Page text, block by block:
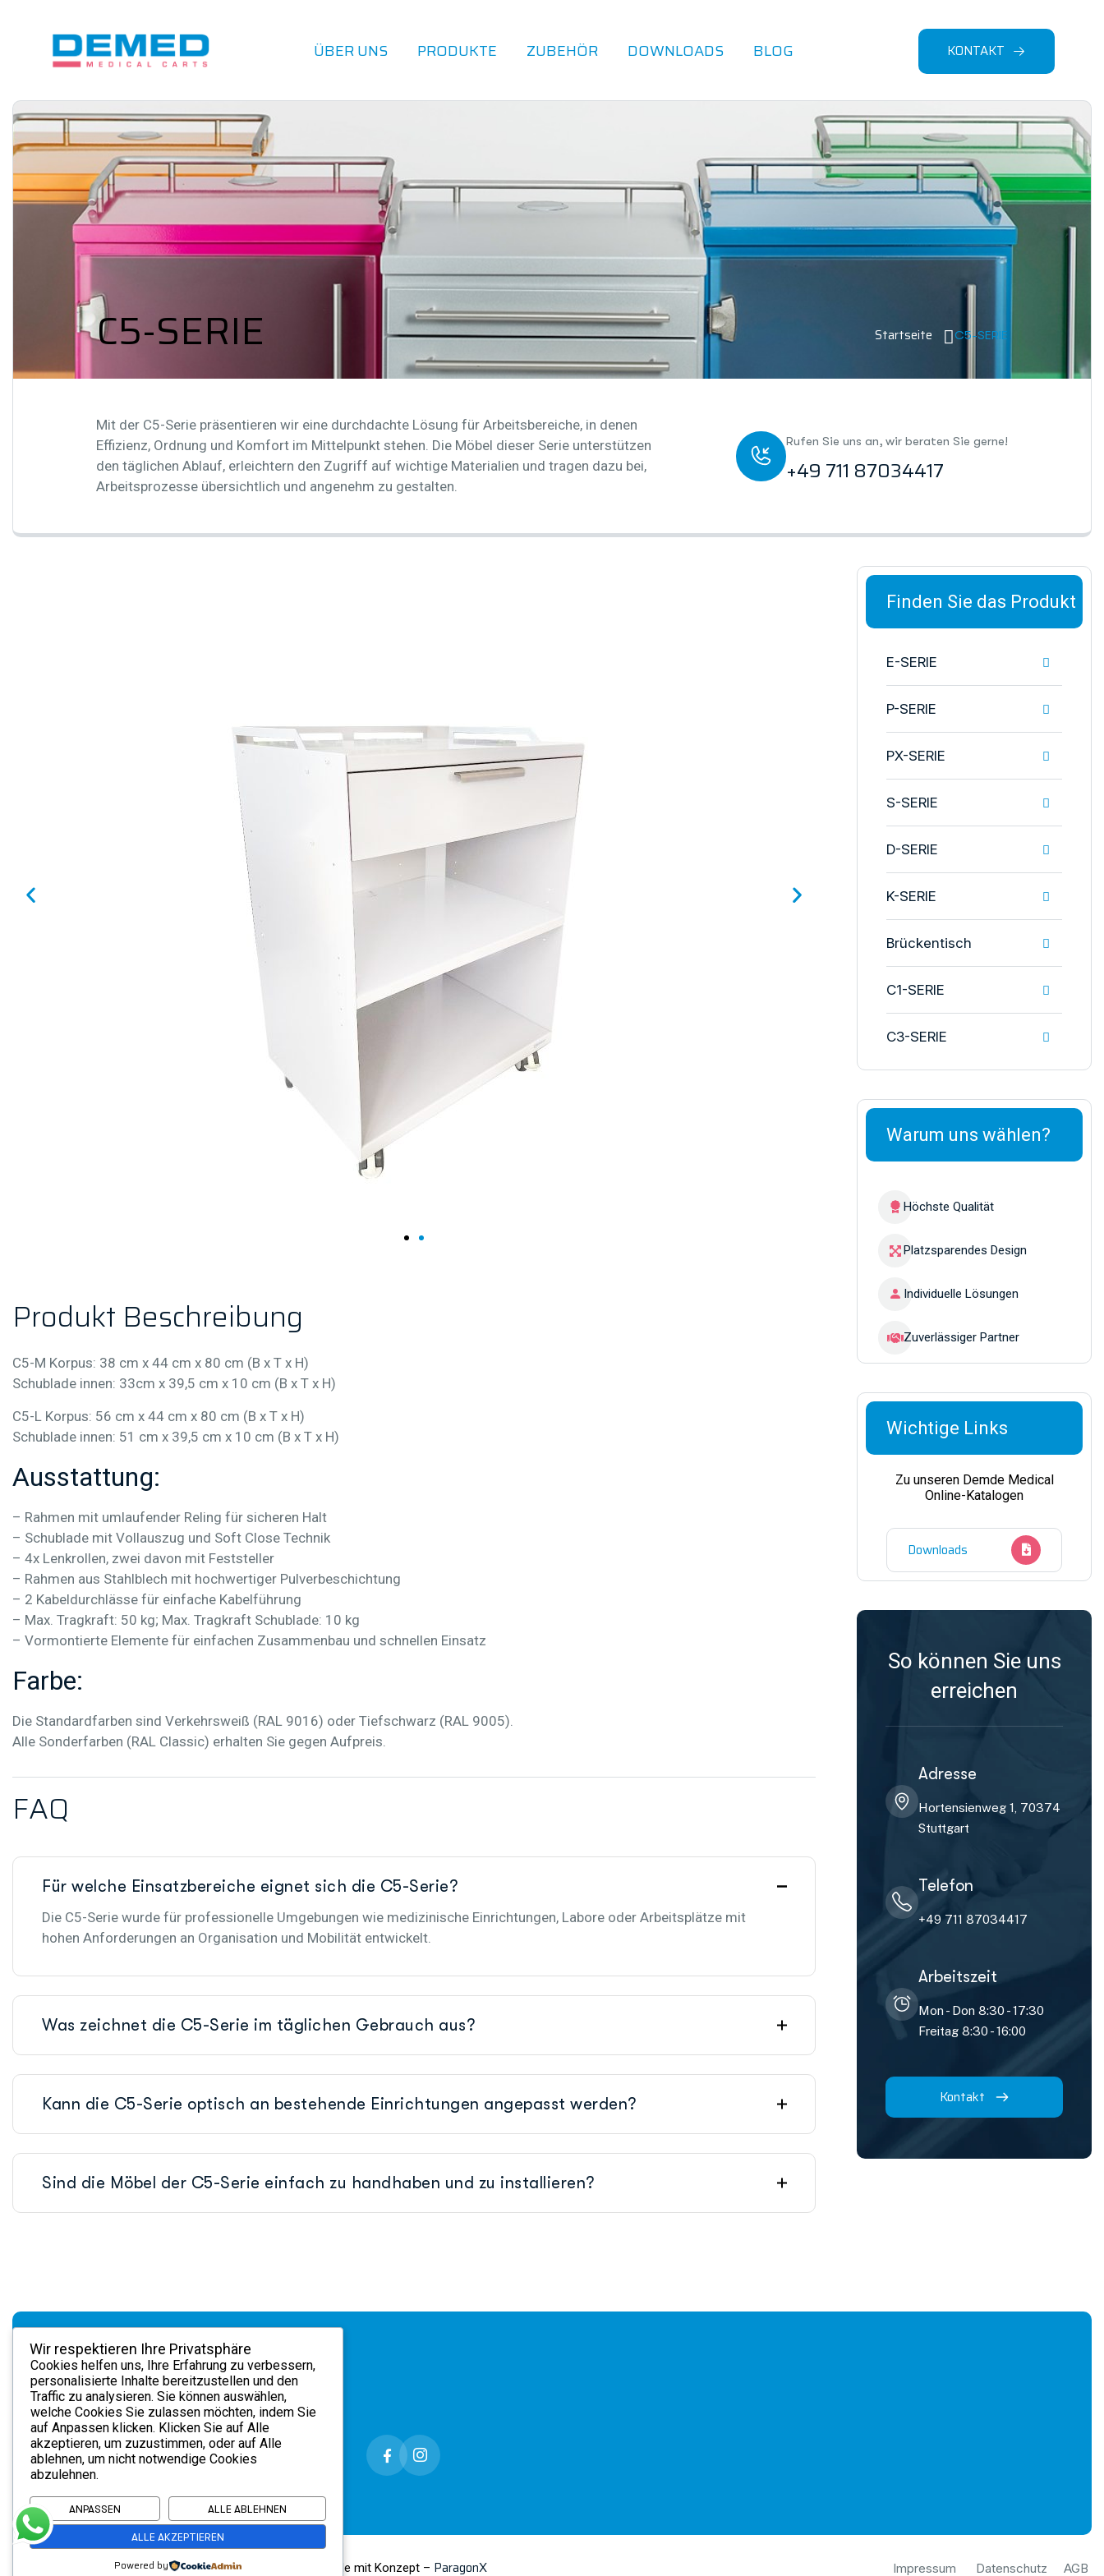
ÜBER UNS PRODUKTE ZUBEHÖR DOWNLOADS BLOG KONTAKT
C5-SERIE Startseite C5-SERIE
Mit der C5-Serie präsentieren wir eine durchdachte Lösung für Arbeitsbereiche, in denen
Effizienz, Ordnung und Komfort im Mittelpunkt stehen. Die Möbel dieser Serie unterstützen
den täglichen Ablauf, erleichtern den Zugriff auf wichtige Materialien und tragen dazu bei,
Arbeitsprozesse übersichtlich und angenehm zu gestalten.
Rufen Sie uns an, wir beraten Sie gerne!
+49 711 87034417
C5-Serie – Basic Gerätewagen mit gutem Preis-
Produkt Beschreibung
C5-M Korpus: 38 cm x 44 cm x 80 cm (B x T x H)
Schublade innen: 33cm x 39,5 cm x 10 cm (B x T x H)
C5-L Korpus: 56 cm x 44 cm x 80 cm (B x T x H)
Schublade innen: 51 cm x 39,5 cm x 10 cm (B x T x H)
Ausstattung:
– Rahmen mit umlaufender Reling für sicheren Halt
– Schublade mit Vollauszug und Soft Close Technik
– 4x Lenkrollen, zwei davon mit Feststeller
– Rahmen aus Stahlblech mit hochwertiger Pulverbeschichtung
– 2 Kabeldurchlässe für einfache Kabelführung
– Max. Tragkraft: 50 kg; Max. Tragkraft Schublade: 10 kg
– Vormontierte Elemente für einfachen Zusammenbau und schnellen Einsatz
Farbe:
Die Standardfarben sind Verkehrsweiß (RAL 9016) oder Tiefschwarz (RAL 9005).
Alle Sonderfarben (RAL Classic) erhalten Sie gegen Aufpreis.
FAQ
Für welche Einsatzbereiche eignet sich die C5-Serie?
Die C5-Serie wurde für professionelle Umgebungen wie medizinische Einrichtungen, Labore oder Arbeitsplätze mit
hohen Anforderungen an Organisation und Mobilität entwickelt.
Was zeichnet die C5-Serie im täglichen Gebrauch aus?
Kann die C5-Serie optisch an bestehende Einrichtungen angepasst werden?
Sind die Möbel der C5-Serie einfach zu handhaben und zu installieren?
Finden Sie das Produkt
E-SERIE
P-SERIE
PX-SERIE
S-SERIE
D-SERIE
K-SERIE
Brückentisch
C1-SERIE
C3-SERIE
Warum uns wählen?
Höchste Qualität
Platzsparendes Design
Individuelle Lösungen
Zuverlässiger Partner
Wichtige Links
Zu unseren Demde Medical
Online-Katalogen
Downloads
So können Sie uns
erreichen
Adresse
Hortensienweg 1, 70374
Stuttgart
Telefon
+49 711 87034417
Arbeitszeit
Mon - Don 8:30 - 17:30
Freitag 8:30 - 16:00
Kontakt
DEMED MEDICAL GmbH . Hortensienweg 1 .
70374 Stuttgart .info@demedmedical.de
+49 711 87034417
© 2026 DEMED MEDICAL GmbH. Alle Rechte vorbehalten. Code mit Konzept – ParagonX Impressum Datenschutz AGB
Wir respektieren Ihre Privatsphäre
Cookies helfen uns, Ihre Erfahrung zu verbessern,
personalisierte Inhalte bereitzustellen und den
Traffic zu analysieren. Sie können auswählen,
welche Cookies Sie zulassen möchten, indem Sie
auf Anpassen klicken. Klicken Sie auf Alle
akzeptieren, um zuzustimmen, oder auf Alle
ablehnen, um nicht notwendige Cookies
abzulehnen.
ANPASSEN ALLE ABLEHNEN
ALLE AKZEPTIEREN
Powered by